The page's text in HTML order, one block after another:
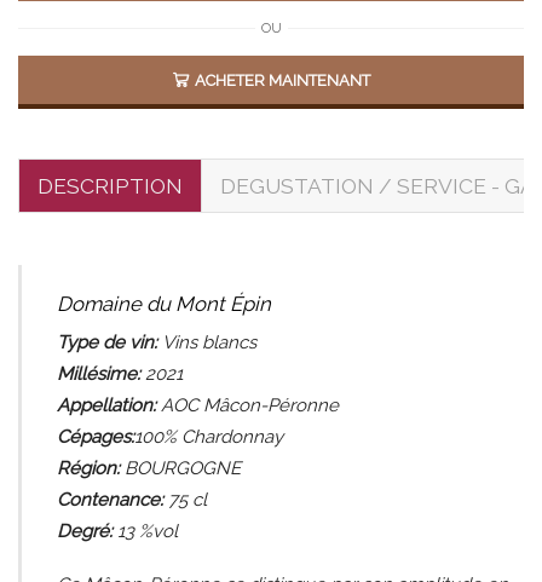
OU
ACHETER MAINTENANT
DESCRIPTION DEGUSTATION / SERVICE -
Domaine du Mont Épin
Type de vin: Vins blancs
Millésime:2021
Appellation: AOC Mâcon-Péronne
Cépages:100% Chardonnay
Région: BOURGOGNE
Contenance:75cl
Degré:13 %vol